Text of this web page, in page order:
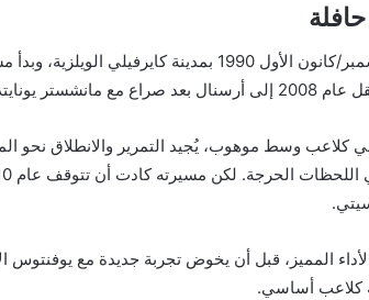
ولد آرون جيمس رامسي في 26 ديسمبر/كانون الأول 1990 بمدينة
على ضمه.
وسط موهوب، يُجيد التمرير والانطلاق نحو
كلاعب أساسي.